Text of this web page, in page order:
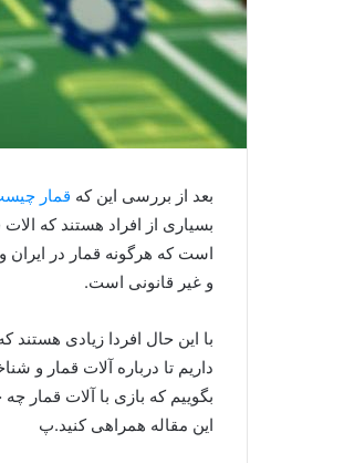
بعد از بررسی این که قمار
بسیاری از افراد هستند که
است که هرگونه قمار در
و غیر قانونی است.
با این حال افردا زیادی
داریم تا درباره آلات قمار و
بگوییم که بازی با آلات قمار
این مقاله همراهی کنید.پ